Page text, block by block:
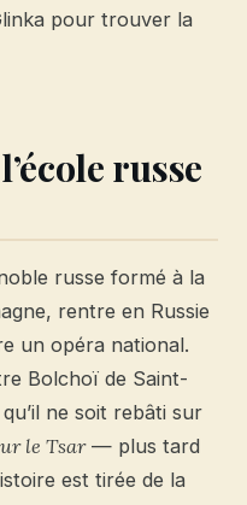
pour trouver la
russe
russe formé à la
rentre en Russie
un opéra national.
Bolchoï de Saint-
ne soit rebâti sur
le Tsar— plus tard
est tirée de la